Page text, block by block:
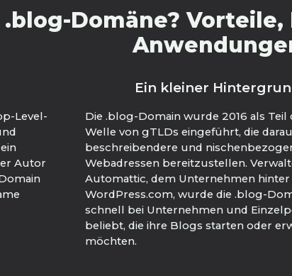
Domäne?
Level-
Autor
Ein kleiner
Die .blog-Domain wurde 2016 als Teil
Welle von gTLDs eingeführt, die
beschreibendere und
Webadressen bereitzustellen.
Automattic, dem Unternehmen hinter
WordPress.com, wurde die .blog-
schnell bei Unternehmen und
beliebt, die ihre Blogs starten oder
möchten.